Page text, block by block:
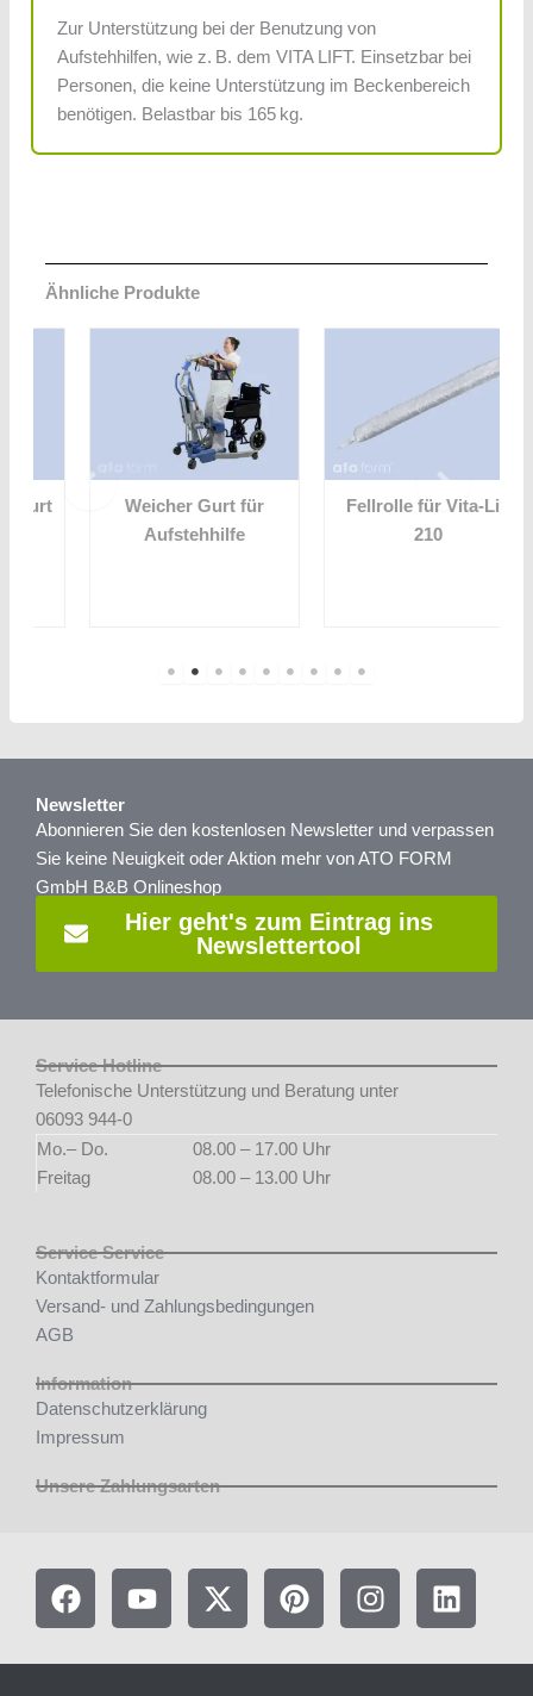
Zur Unterstützung bei der Benutzung von
Aufstehhilfen, wie z. B. dem VITA LIFT. Einsetzbar bei
Personen, die keine Unterstützung im Beckenbereich
benötigen. Belastbar bis 165 kg.
Ähnliche Produkte
Weicher Gurt für
Aufstehhilfe
Fellrolle für Vita-Lift
Newsletter
Abonnieren Sie den kostenlosen Newsletter und verpassen
Sie keine Neuigkeit oder Aktion mehr von ATO FORM
GmbH B&B Onlineshop
Hier geht's zum Eintrag ins
Newslettertool
Service Hotline
Telefonische Unterstützung und Beratung unter
06093 944-0
Mo.– Do.
08.00 – 17.00 Uhr
Freitag
08.00 – 13.00 Uhr
Service Service
Kontaktformular
Versand- und Zahlungsbedingungen
AGB
Information
Datenschutzerklärung
Impressum
Unsere Zahlungsarten
F
a
e
Y
o
t
X
-
w
P
i
t
I
n
t
L
i
k